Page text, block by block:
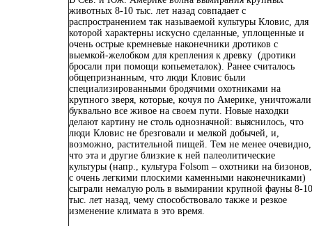
животных 8-10 тыс. лет назад совпадает с
распространением так называемой культуры Кловис, для
которой характерны искусно сделанные, уплощенные и
очень острые кремневые наконечники дротиков с
выемкой-желобком для крепления к древку (дротики
бросали при помощи копьеметалок). Ранее считалось
общепризнанным, что люди Кловис были
специализированными бродячими охотниками на
крупного зверя, которые, кочуя по Америке, уничтожали
буквально все живое на своем пути. Новые находки
делают картину не столь однозначной: выяснилось, что
люди Кловис не брезговали и мелкой добычей, и,
возможно, растительной пищей. Тем не менее очевидно,
что эта и другие близкие к ней палеолитические
культуры (напр., культура Folsom – охотники на бизонов,
с очень легкими плоскими каменными наконечниками)
сыграли немалую роль в вымирании крупной фауны 8-10
тыс. лет назад, чему способствовало также и резкое
изменение климата в это время.